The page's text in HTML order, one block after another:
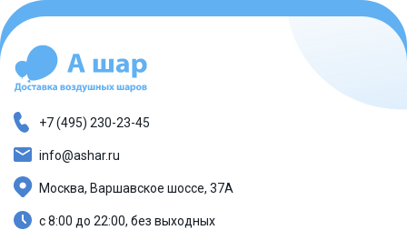
+7 (495) 230-23-45
info@ashar.ru
Москва, Варшавское шоссе, 37А
с 8:00 до 22:00, без выходных